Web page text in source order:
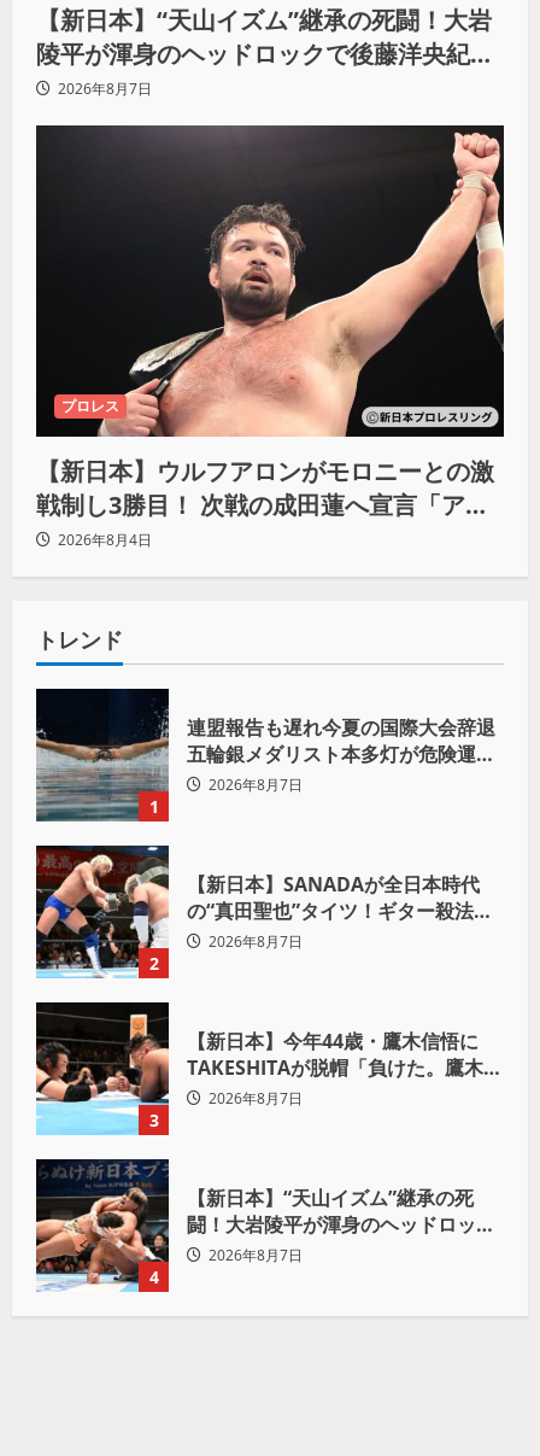
【新日本】“天山イズム”継承の死闘！大岩
陵平が渾身のヘッドロックで後藤洋央紀か
らタップ奪取 執念の「リベンジ＆4勝目」
2026年8月7日
プロレス
【新日本】ウルフアロンがモロニーとの激
戦制し3勝目！ 次戦の成田蓮へ宣言「アイ
ツの王道を俺の王道でぶち壊す」
2026年8月4日
トレンド
1
連盟報告も遅れ今夏の国際大会辞退
五輪銀メダリスト本多灯が危険運転
致傷で起訴
2026年8月7日
2
【新日本】SANADAが全日本時代
の“真田聖也”タイツ！ギター殺法で
Yuto-IceをKO「俺と闘う時は考え
2026年8月7日
3
【新日本】今年44歳・鷹木信悟に
TAKESHITAが脱帽「負けた。鷹木信
悟、強いわ！」
2026年8月7日
4
【新日本】“天山イズム”継承の死
闘！大岩陵平が渾身のヘッドロック
で後藤洋央紀からタップ奪取 執念の
2026年8月7日